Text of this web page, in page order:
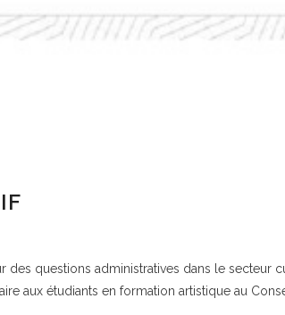
des questions administratives dans le secteur
aux étudiants en formation artistique au